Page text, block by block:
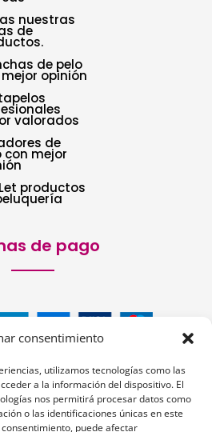
consentimiento
utilizamos tecnologías como las
a la información del dispositivo. El
nos permitirá procesar datos como
o las identificaciones únicas en este
puede afectar
nuestras
de
de pelo
opinión
valorados
de
con mejor
productos
de pago